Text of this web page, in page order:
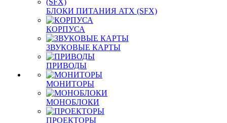
БЛОКИ ПИТАНИЯ ATX (SFX)
КОРПУСА
ЗВУКОВЫЕ КАРТЫ
ПРИВОДЫ
МОНИТОРЫ
МОНОБЛОКИ
ПРОЕКТОРЫ